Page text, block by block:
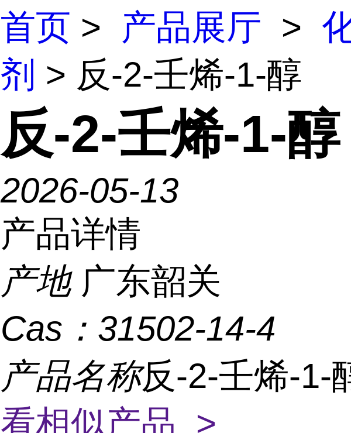
首页 > 产品展厅 >
剂 > 反-2-壬烯-1-醇
反-2-壬烯-1-醇
2026-05-13
产品详情
产地 广东韶关
Cas： 31502-14-4
产品名称反-2-壬烯-1-
看相似产品 >